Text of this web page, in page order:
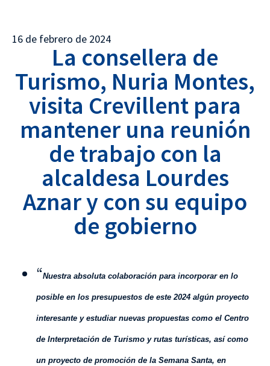
16 de febrero de 2024
La consellera de
Turismo, Nuria Montes,
visita Crevillent para
mantener una reunión
de trabajo con la
alcaldesa Lourdes
Aznar y con su equipo
de gobierno
“Nuestra absoluta colaboración para incorporar en lo
posible en los presupuestos de este 2024 algún proyecto
interesante y estudiar nuevas propuestas como el Centro
de Interpretación de Turismo y rutas turísticas, así como
un proyecto de promoción de la Semana Santa, en